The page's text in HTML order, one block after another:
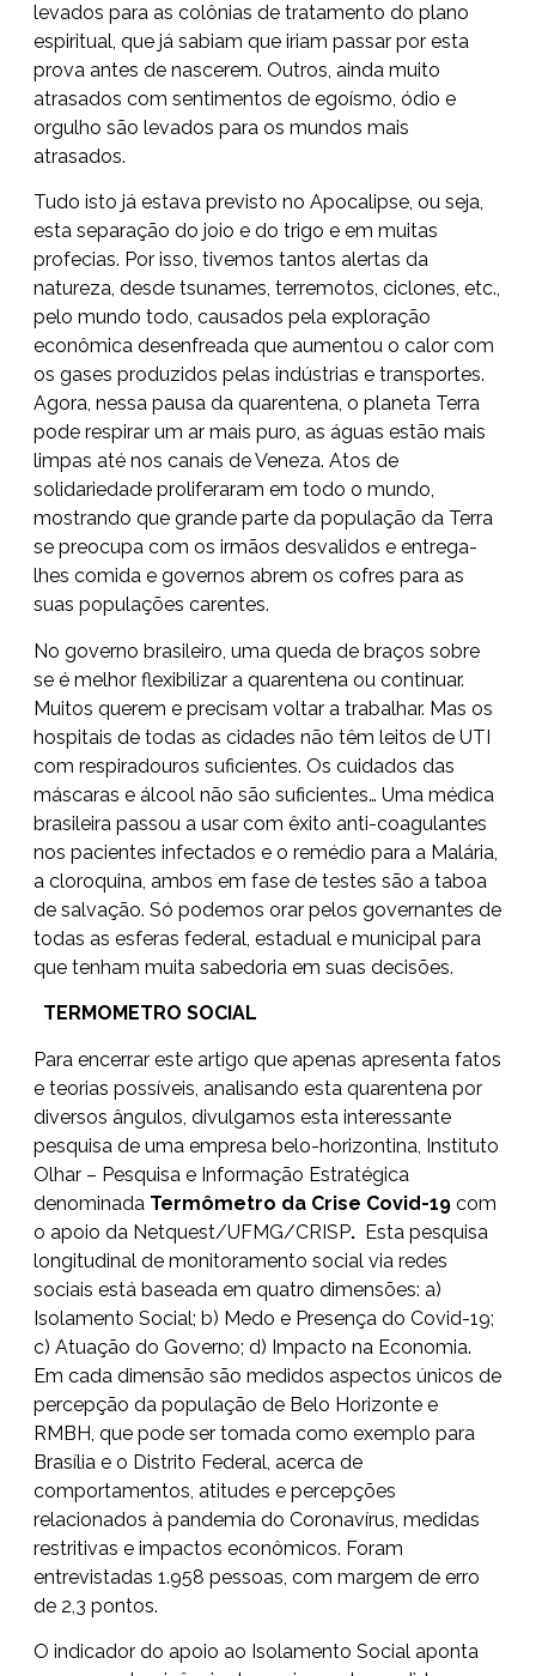
levados para as colônias de tratamento do plano
espiritual, que já sabiam que iriam passar por esta
prova antes de nascerem. Outros, ainda muito
atrasados com sentimentos de egoísmo, ódio e
orgulho são levados para os mundos mais
atrasados.
Tudo isto já estava previsto no Apocalipse, ou seja,
esta separação do joio e do trigo e em muitas
profecias. Por isso, tivemos tantos alertas da
natureza, desde tsunames, terremotos, ciclones, etc.,
pelo mundo todo, causados pela exploração
econômica desenfreada que aumentou o calor com
os gases produzidos pelas indústrias e transportes.
Agora, nessa pausa da quarentena, o planeta Terra
pode respirar um ar mais puro, as águas estão mais
limpas até nos canais de Veneza. Atos de
solidariedade proliferaram em todo o mundo,
mostrando que grande parte da população da Terra
se preocupa com os irmãos desvalidos e entrega-
lhes comida e governos abrem os cofres para as
suas populações carentes.
No governo brasileiro, uma queda de braços sobre
se é melhor flexibilizar a quarentena ou continuar.
Muitos querem e precisam voltar a trabalhar. Mas os
hospitais de todas as cidades não têm leitos de UTI
com respiradouros suficientes. Os cuidados das
máscaras e álcool não são suficientes… Uma médica
brasileira passou a usar com êxito anti-coagulantes
nos pacientes infectados e o remédio para a Malária,
a cloroquina, ambos em fase de testes são a taboa
de salvação. Só podemos orar pelos governantes de
todas as esferas federal, estadual e municipal para
que tenham muita sabedoria em suas decisões.
TERMOMETRO SOCIAL
Para encerrar este artigo que apenas apresenta fatos
e teorias possíveis, analisando esta quarentena por
diversos ângulos, divulgamos esta interessante
pesquisa de uma empresa belo-horizontina, Instituto
Olhar – Pesquisa e Informação Estratégica
denominada Termômetro da Crise Covid-19 com
o apoio da Netquest/UFMG/CRISP. Esta pesquisa
longitudinal de monitoramento social via redes
sociais está baseada em quatro dimensões: a)
Isolamento Social; b) Medo e Presença do Covid-19;
c) Atuação do Governo; d) Impacto na Economia.
Em cada dimensão são medidos aspectos únicos de
percepção da população de Belo Horizonte e
RMBH, que pode ser tomada como exemplo para
Brasília e o Distrito Federal, acerca de
comportamentos, atitudes e percepções
relacionados à pandemia do Coronavírus, medidas
restritivas e impactos econômicos. Foram
entrevistadas 1.958 pessoas, com margem de erro
de 2,3 pontos.
O indicador do apoio ao Isolamento Social aponta